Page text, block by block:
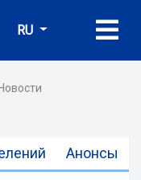
RU
Новости
Анонсы